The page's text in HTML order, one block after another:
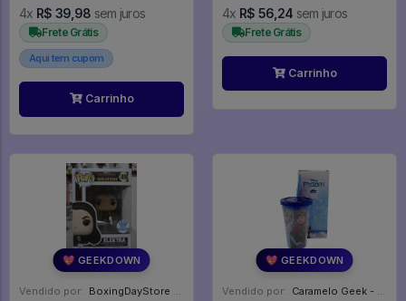
4x R$ 39,98 sem juros
Frete Grátis
Aqui tem cupom
Carrinho
4x R$ 56,24 sem juros
Frete Grátis
Carrinho
💖 GEEKDOWN
Vendido por: BoxingDayStore - GO
💖 GEEKDOWN
Vendido por: Caramelo Geek - DF